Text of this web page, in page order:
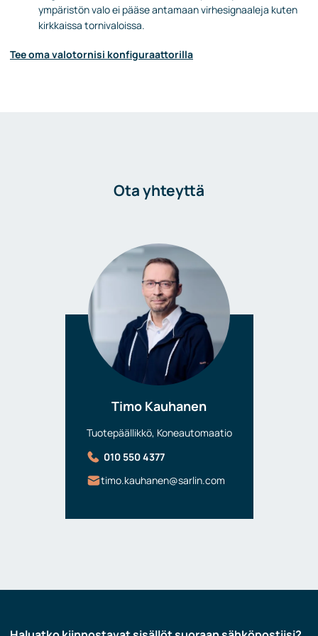
ympäristön valo ei pääse antamaan virhesignaaleja kuten
kirkkaissa tornivaloissa.
Tee oma valotornisi konfiguraattorilla
Ota yhteyttä
Timo Kauhanen
Tuotepäällikkö, Koneautomaatio
010 550 4377
timo.kauhanen@sarlin.com